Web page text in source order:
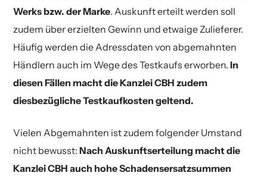
Werks bzw. der Marke. Auskunft erteilt werden soll
zudem über erzielten Gewinn und etwaige Zulieferer.
Häufig werden die Adressdaten von abgemahnten
Händlern auch im Wege des Testkaufs erworben.In
diesen Fällen macht die Kanzlei CBH zudem
diesbezügliche Testkaufkosten geltend.
Vielen Abgemahnten ist zudem folgender Umstand
nicht bewusst:Nach Auskunftserteilung macht die
Kanzlei CBH auch hohe Schadensersatzsummen